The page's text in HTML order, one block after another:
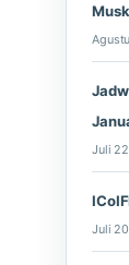
Juli
Juli